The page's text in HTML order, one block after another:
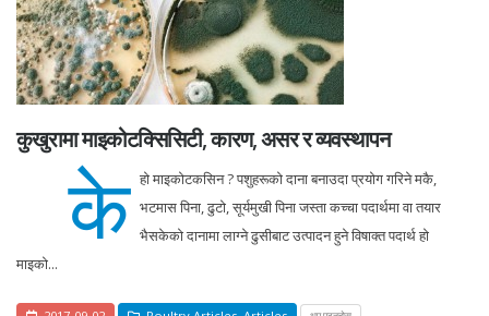
कुखुरामा माइकोटक्सिसिटी, कारण, असर र व्यवस्थापन
के हो माइकोटकसिन ? पशुहरूको दाना बनाउदा प्रयोग गरिने मकै,
भटमास पिना, ढुटो, सूर्यमुखी पिना जस्ता कच्चा पदार्थमा वा तयार
भैसकेको दानामा लाग्ने ढुसीबाट उत्पादन हुने विषाक्त पदार्थ हो
माइको...